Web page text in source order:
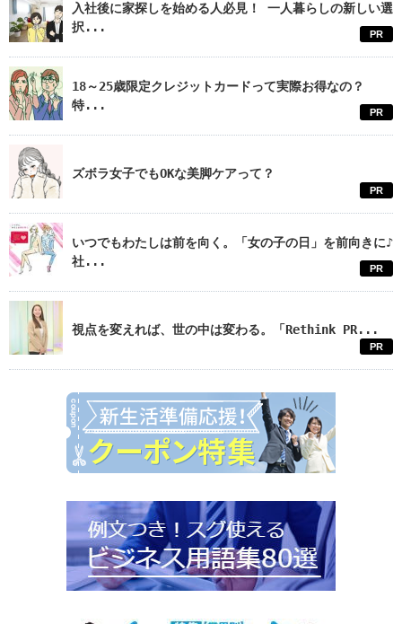
入社後に家探しを始める人必見！ 一人暮らしの新しい選
択...
PR
18～25歳限定クレジットカードって実際お得なの？
特...
PR
ズボラ女子でもOKな美脚ケアって？
PR
いつでもわたしは前を向く。「女の子の日」を前向きに♪
社...
PR
視点を変えれば、世の中は変わる。「Rethink PR...
PR